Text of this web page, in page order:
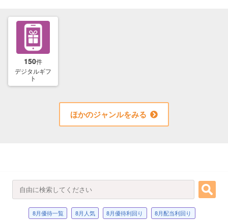
150件
デジタルギフ
ト
ほかのジャンルをみる
8月優待一覧 8月人気 8月優待利回り
8月配当利回り